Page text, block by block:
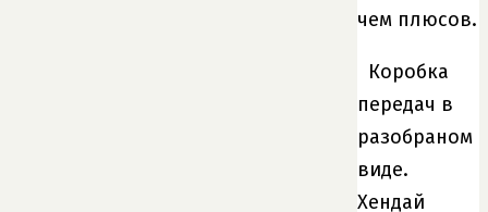
чем плюсов.
Коробка
передач в
разобраном
виде.
Хендай